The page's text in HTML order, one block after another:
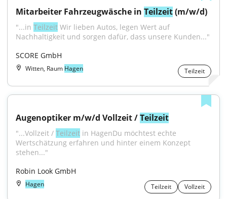
Mitarbeiter Fahrzeugwäsche in Teilzeit (m/w/d)
"...in Teilzeit Wir lieben Autos, legen Wert auf
Nachhaltigkeit und sorgen dafür, dass unsere Kunden..."
SCORE GmbH
Witten, Raum Hagen Teilzeit
Augenoptiker m/w/d Vollzeit / Teilzeit
"...Vollzeit / Teilzeit in HagenDu möchtest echte
Wertschätzung erfahren und hinter einem Konzept
stehen..."
Robin Look GmbH
Hagen Teilzeit Vollzeit